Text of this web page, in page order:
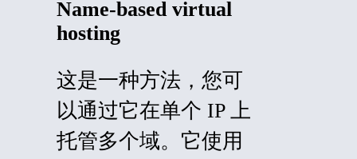
Name-based virtual
hosting
这是一种方法，您可
以通过它在单个 IP 上
托管多个域。它使用